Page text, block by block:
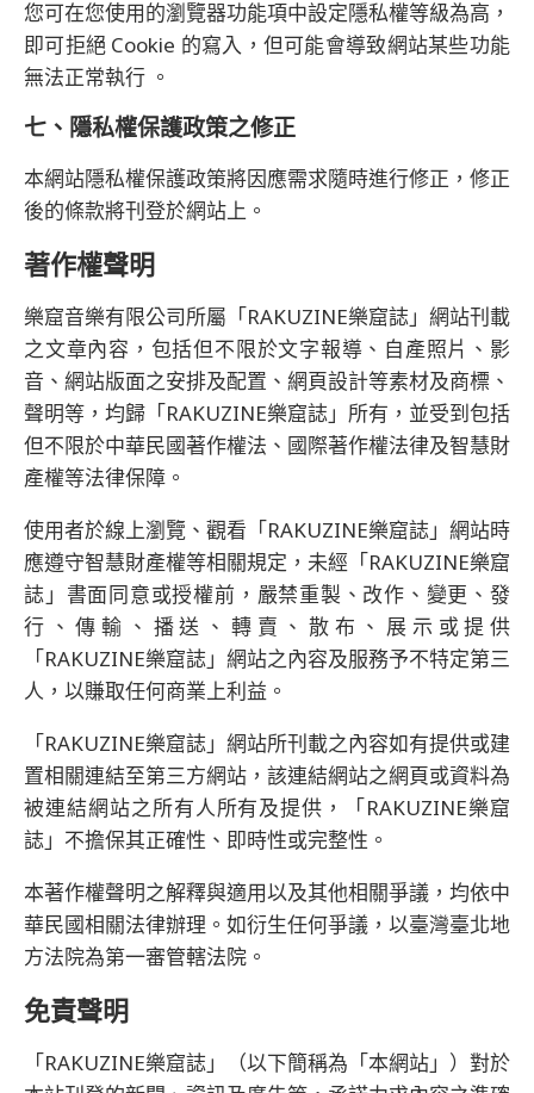
您可在您使用的瀏覽器功能項中設定隱私權等級為高，
即可拒絕 Cookie 的寫入，但可能會導致網站某些功能
無法正常執行 。
七、隱私權保護政策之修正
本網站隱私權保護政策將因應需求隨時進行修正，修正
後的條款將刊登於網站上。
著作權聲明
樂窟音樂有限公司所屬「RAKUZINE樂窟誌」網站刊載
之文章內容，包括但不限於文字報導、自產照片、影
音、網站版面之安排及配置、網頁設計等素材及商標、
聲明等，均歸「RAKUZINE樂窟誌」所有，並受到包括
但不限於中華民國著作權法、國際著作權法律及智慧財
產權等法律保障。
使用者於線上瀏覽、觀看「RAKUZINE樂窟誌」網站時
應遵守智慧財產權等相關規定，未經「RAKUZINE樂窟
誌」書面同意或授權前，嚴禁重製、改作、變更、發
行、傳輸、播送、轉賣、散布、展示或提供
「RAKUZINE樂窟誌」網站之內容及服務予不特定第三
人，以賺取任何商業上利益。
「RAKUZINE樂窟誌」網站所刊載之內容如有提供或建
置相關連結至第三方網站，該連結網站之網頁或資料為
被連結網站之所有人所有及提供，「RAKUZINE樂窟
誌」不擔保其正確性、即時性或完整性。
本著作權聲明之解釋與適用以及其他相關爭議，均依中
華民國相關法律辦理。如衍生任何爭議，以臺灣臺北地
方法院為第一審管轄法院。
免責聲明
「RAKUZINE樂窟誌」（以下簡稱為「本網站」）對於